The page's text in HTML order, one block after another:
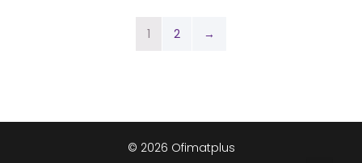
1 2 →
© 2026 Ofimatplus